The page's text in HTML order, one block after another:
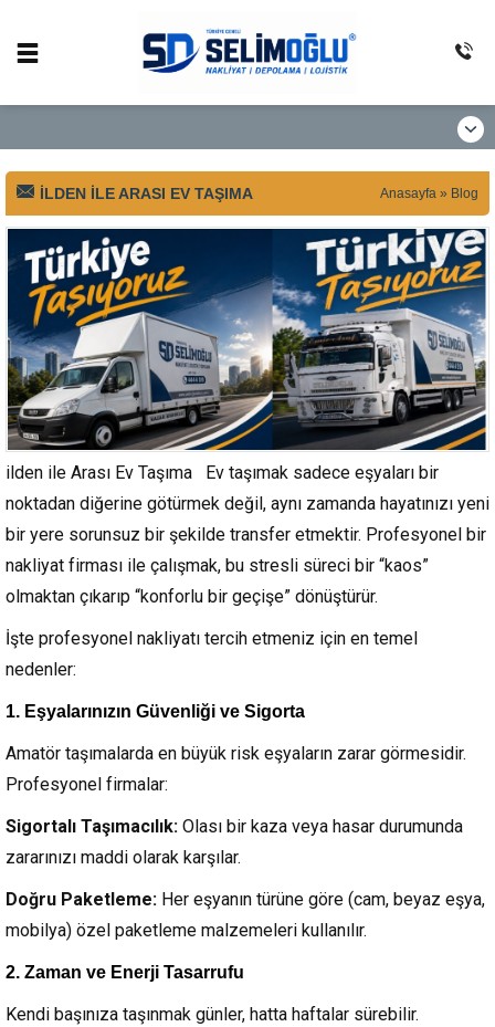
ILDEN ILE ARASI EV TAŞIMA Anasayfa » Blog
ilden ile Arası Ev Taşıma Ev taşımak sadece eşyaları bir
noktadan diğerine götürmek değil, aynı zamanda hayatınızı yeni
bir yere sorunsuz bir şekilde transfer etmektir. Profesyonel bir
nakliyat firması ile çalışmak, bu stresli süreci bir “kaos”
olmaktan çıkarıp “konforlu bir geçişe” dönüştürür.
İşte profesyonel nakliyatı tercih etmeniz için en temel
nedenler:
1. Eşyalarınızın Güvenliği ve Sigorta
Amatör taşımalarda en büyük risk eşyaların zarar görmesidir.
Profesyonel firmalar:
Sigortalı Taşımacılık: Olası bir kaza veya hasar durumunda
zararınızı maddi olarak karşılar.
Doğru Paketleme: Her eşyanın türüne göre (cam, beyaz eşya,
mobilya) özel paketleme malzemeleri kullanılır.
2. Zaman ve Enerji Tasarrufu
Kendi başınıza taşınmak günler, hatta haftalar sürebilir.